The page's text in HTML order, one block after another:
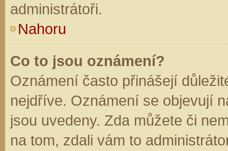
administrátoři.
Nahoru
Co to jsou oznámení?
Oznámení často přinášejí
nejdříve. Oznámení se objevují
jsou uvedeny. Zda můžete či
na tom, zdali vám to